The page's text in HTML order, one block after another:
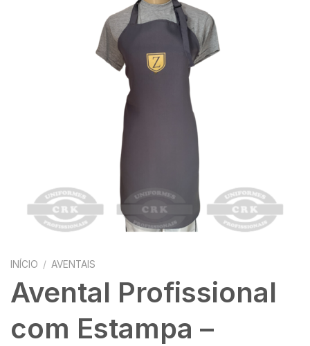
INÍCIO / AVENTAIS
Avental Profissional
com Estampa –